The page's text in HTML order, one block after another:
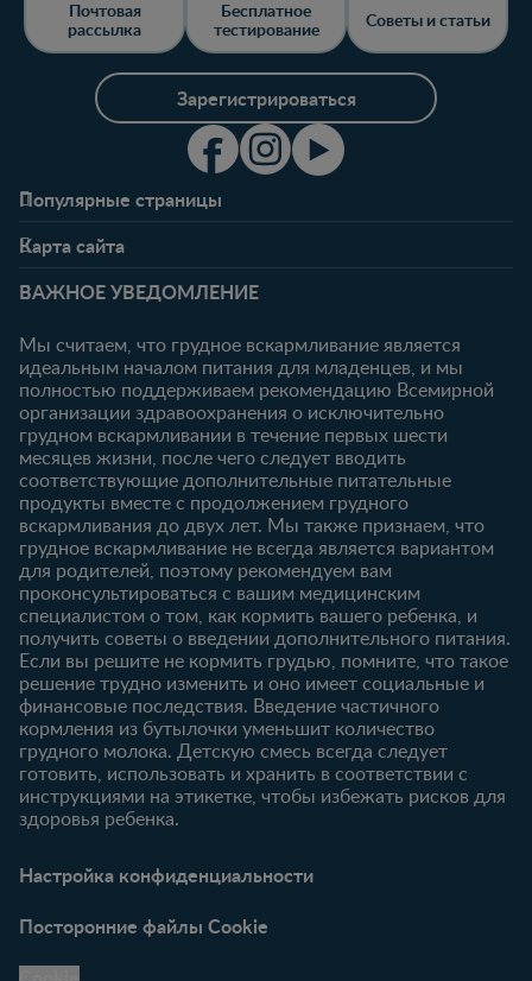
Почтовая
рассылка
Бесплатное
тестирование
Советы и статьи
Зарегистрироваться
Популярные страницы
Часто задаваемые
Личный кабинет
Зарегистрироваться
Купить
Наши бренды
Бесплатные
тестирования
Карта сайта
Статьи
Статьи
6-12 месяцев
Статьи
Продукты
12-18 месяцев
Статьи
Продукты
18-24 месяцев
Статьи
Продукты
ВАЖНОЕ УВЕДОМЛЕНИЕ
Мы считаем, что грудное вскармливание является
идеальным началом питания для младенцев, и мы
полностью поддерживаем рекомендацию Всемирной
организации здравоохранения о исключительно
грудном вскармливании в течение первых шести
месяцев жизни, после чего следует вводить
соответствующие дополнительные питательные
продукты вместе с продолжением грудного
вскармливания до двух лет. Мы также признаем, что
грудное вскармливание не всегда является вариантом
для родителей, поэтому рекомендуем вам
проконсультироваться с вашим медицинским
специалистом о том, как кормить вашего ребенка, и
получить советы о введении дополнительного питания.
Если вы решите не кормить грудью, помните, что такое
решение трудно изменить и оно имеет социальные и
финансовые последствия. Введение частичного
кормления из бутылочки уменьшит количество
грудного молока. Детскую смесь всегда следует
готовить, использовать и хранить в соответствии с
инструкциями на этикетке, чтобы избежать рисков для
здоровья ребенка.
Настройка конфиденциальности
Посторонние файлы Cookie